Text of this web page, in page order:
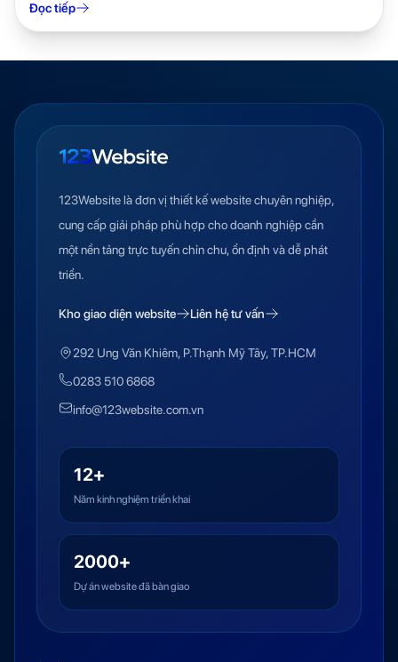
Đọc tiếp
123Website là đơn vị thiết kế website chuyên nghiệp,
cung cấp giải pháp phù hợp cho doanh nghiệp cần
một nền tảng trực tuyến chỉn chu, ổn định và dễ phát
triển.
Kho giao diện website Liên hệ tư vấn
292 Ung Văn Khiêm, P.Thạnh Mỹ Tây, TP.HCM
0283 510 6868
info@123website.com.vn
12+
Năm kinh nghiệm triển khai
2000+
Dự án website đã bàn giao